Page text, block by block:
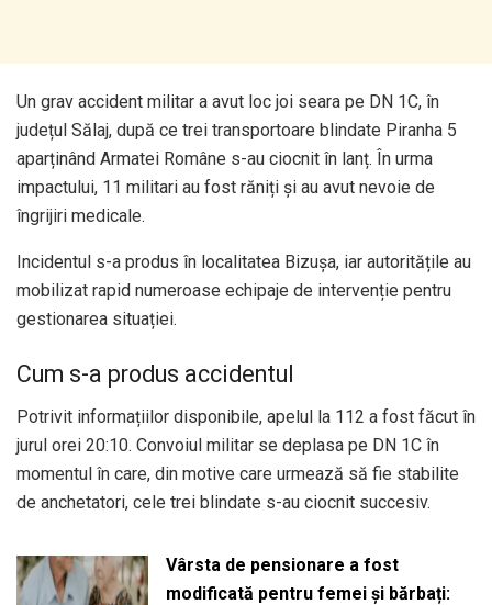
Un grav accident militar a avut loc joi seara pe DN 1C, în
județul Sălaj, după ce trei transportoare blindate Piranha 5
aparținând Armatei Române s-au ciocnit în lanț. În urma
impactului, 11 militari au fost răniți și au avut nevoie de
îngrijiri medicale.
Incidentul s-a produs în localitatea Bizușa, iar autoritățile au
mobilizat rapid numeroase echipaje de intervenție pentru
gestionarea situației.
Cum s-a produs accidentul
Potrivit informațiilor disponibile, apelul la 112 a fost făcut în
jurul orei 20:10. Convoiul militar se deplasa pe DN 1C în
momentul în care, din motive care urmează să fie stabilite
de anchetatori, cele trei blindate s-au ciocnit succesiv.
Vârsta de pensionare a fost
modificată pentru femei și bărbați: